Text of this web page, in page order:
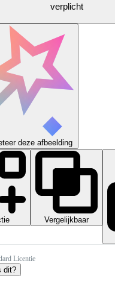
verplicht
deze afbeelding
Vergelijkbaar
Licentie
dit?